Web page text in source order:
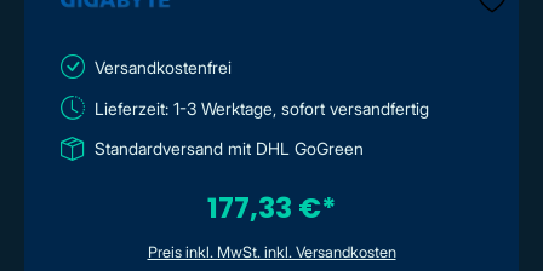
Versandkostenfrei
Lieferzeit: 1-3 Werktage, sofort versandfertig
Standardversand mit DHL GoGreen
177,33 €*
Preis inkl. MwSt. inkl. Versandkosten